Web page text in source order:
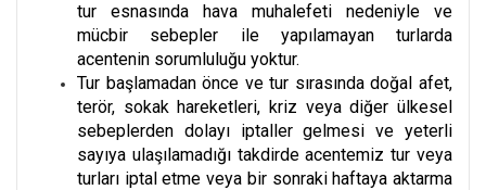
tur esnasında hava muhalefeti nedeniyle ve
mücbir sebepler ile yapılamayan turlarda
acentenin sorumluluğu yoktur.
Tur başlamadan önce ve tur sırasında doğal afet,
terör, sokak hareketleri, kriz veya diğer ülkesel
sebeplerden dolayı iptaller gelmesi ve yeterli
sayıya ulaşılamadığı takdirde acentemiz tur veya
turları iptal etme veya bir sonraki haftaya aktarma